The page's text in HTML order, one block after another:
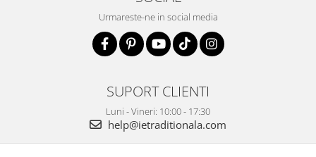
Urmareste-ne in social media
SUPORT CLIENTI
Luni - Vineri: 10:00 - 17:30
help@ietraditionala.com